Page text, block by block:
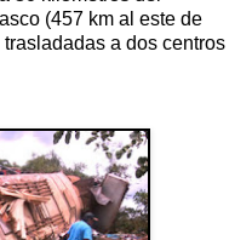
(457 km al este de
a dos centros